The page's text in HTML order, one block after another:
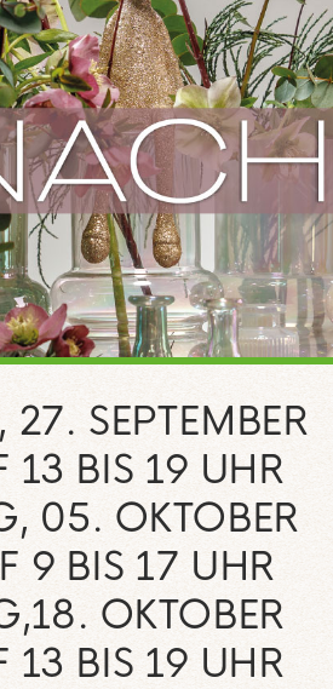
SEPTEMBER
13 BIS 19 UHR
05. OKTOBER
9 BIS 17 UHR
OKTOBER
13 BIS 19 UHR